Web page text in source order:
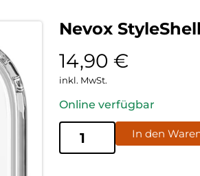
Nevox
14,90 €
inkl. MwSt.
Online verfügbar
In den